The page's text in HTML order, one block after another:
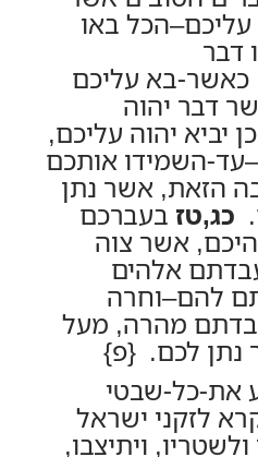
באו
דבר
כאשר-בא עליכם
דבר יהוה
יביא יהוה עליכם,
השמידו אותכם
הזאת, אשר נתן
כג,טז בעברכם
אשר צוה
אלהים
להם–וחרה
מהרה, מעל
נתן לכם. {פ}
את-כל-שבטי
לזקני ישראל
ויתיצבו,